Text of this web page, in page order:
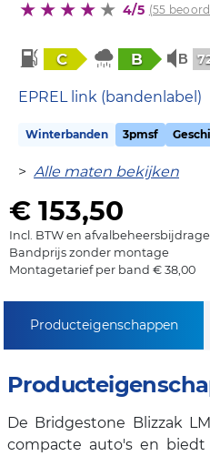
4/5 (55
C B
EPREL link (bandenlabel)
Winterbanden 3pmsf
> Alle maten bekijken
€ 153,50
Incl. BTW en afvalbeheersbijdrage
Bandprijs zonder montage
Montagetarief per band € 38,00
Producteigenschappen
De Bridgestone Blizzak
compacte auto's en